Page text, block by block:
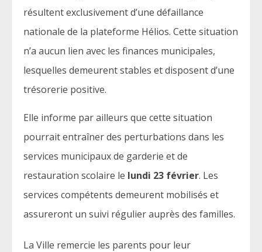
résultent exclusivement d’une défaillance
nationale de la plateforme Hélios. Cette situation
n’a aucun lien avec les finances municipales,
lesquelles demeurent stables et disposent d’une
trésorerie positive.
Elle informe par ailleurs que cette situation
pourrait entraîner des perturbations dans les
services municipaux de garderie et de
restauration scolaire le lundi 23 février. Les
services compétents demeurent mobilisés et
assureront un suivi régulier auprès des familles.
La Ville remercie les parents pour leur